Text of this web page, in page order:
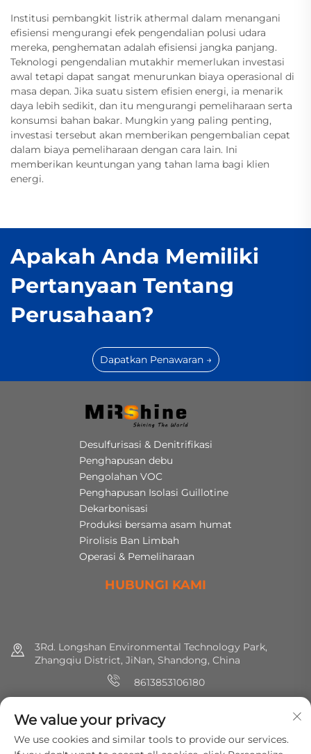
Institusi pembangkit listrik athermal dalam menangani
efisiensi mengurangi efek pengendalian polusi udara
mereka, penghematan adalah efisiensi jangka panjang.
Teknologi pengendalian mutakhir memerlukan investasi
awal tetapi dapat sangat menurunkan biaya operasional di
masa depan. Jika suatu sistem efisien energi, ia menarik
daya lebih sedikit, dan itu mengurangi pemeliharaan serta
konsumsi bahan bakar. Mungkin yang paling penting,
investasi tersebut akan memberikan pengembalian cepat
dalam biaya pemeliharaan dengan cara lain. Ini
memberikan keuntungan yang tahan lama bagi klien
energi.
Apakah Anda Memiliki
Pertanyaan Tentang
Perusahaan?
Dapatkan Penawaran →
Desulfurisasi & Denitrifikasi
Penghapusan debu
Pengolahan VOC
Penghapusan Isolasi Guillotine
Dekarbonisasi
Produksi bersama asam humat
Pirolisis Ban Limbah
Operasi & Pemeliharaan
HUBUNGI KAMI
3Rd. Longshan Environmental Technology Park,
Zhangqiu District, JiNan, Shandong, China
8613853106180
[email protected]
We value your privacy
We use cookies and similar tools to provide our services.